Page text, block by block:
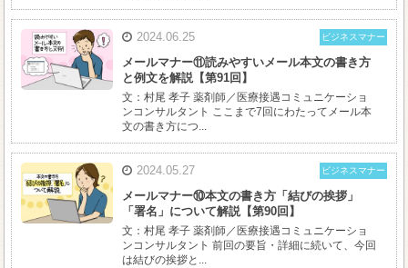
2024.06.25 ビジネスマナー
メールマナー⑪読みやすいメール本文の書き方
と例文を解説【第91回】
文：村尾 孝子 薬剤師／医療接遇コミュニケーショ
ンコンサルタント ここまで7回にわたってメール本
文の書き方につ...
2024.05.27 ビジネスマナー
メールマナー⑩本文の書き方「結びの挨拶」
「署名」について解説【第90回】
文：村尾 孝子 薬剤師／医療接遇コミュニケーショ
ンコンサルタント 前回の要旨・詳細に続いて、今回
は結びの挨拶と...